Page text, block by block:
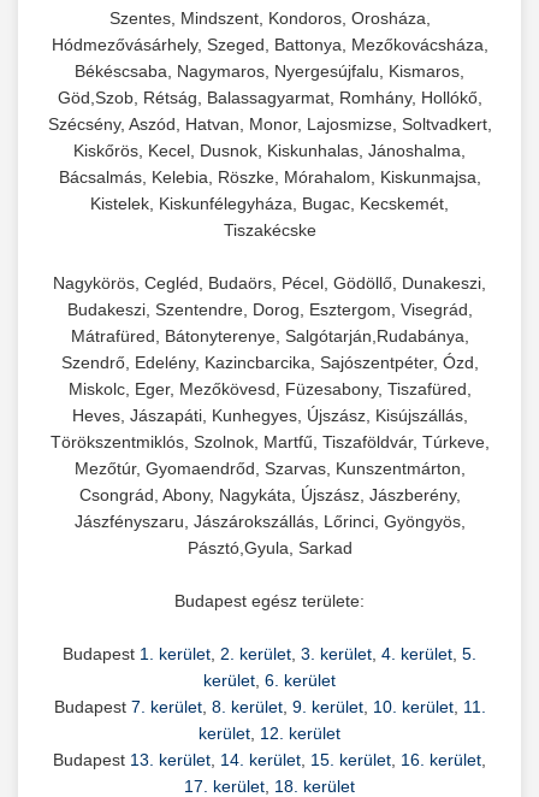
Szentes, Mindszent, Kondoros, Orosháza,
Hódmezővásárhely, Szeged, Battonya, Mezőkovácsháza,
Békéscsaba, Nagymaros, Nyergesújfalu, Kismaros,
Göd,Szob, Rétság, Balassagyarmat, Romhány, Hollókő,
Szécsény, Aszód, Hatvan, Monor, Lajosmizse, Soltvadkert,
Kiskőrös, Kecel, Dusnok, Kiskunhalas, Jánoshalma,
Bácsalmás, Kelebia, Röszke, Mórahalom, Kiskunmajsa,
Kistelek, Kiskunfélegyháza, Bugac, Kecskemét,
Tiszakécske
Nagykörös, Cegléd, Budaörs, Pécel, Gödöllő, Dunakeszi,
Budakeszi, Szentendre, Dorog, Esztergom, Visegrád,
Mátrafüred, Bátonyterenye, Salgótarján,Rudabánya,
Szendrő, Edelény, Kazincbarcika, Sajószentpéter, Ózd,
Miskolc, Eger, Mezőkövesd, Füzesabony, Tiszafüred,
Heves, Jászapáti, Kunhegyes, Újszász, Kisújszállás,
Törökszentmiklós, Szolnok, Martfű, Tiszaföldvár, Túrkeve,
Mezőtúr, Gyomaendrőd, Szarvas, Kunszentmárton,
Csongrád, Abony, Nagykáta, Újszász, Jászberény,
Jászfényszaru, Jászárokszállás, Lőrinci, Gyöngyös,
Pásztó,Gyula, Sarkad
Budapest egész területe:
Budapest 1. kerület 2. kerület 3. kerület 4. kerület 5.
kerület 6. kerület
Budapest 7. kerület, 8. kerület, 9. kerület, 10. kerület, 11.
kerület 12. kerület
Budapest 13. kerület 14. kerület 15. kerület 16. kerület
17. kerület 18. kerület